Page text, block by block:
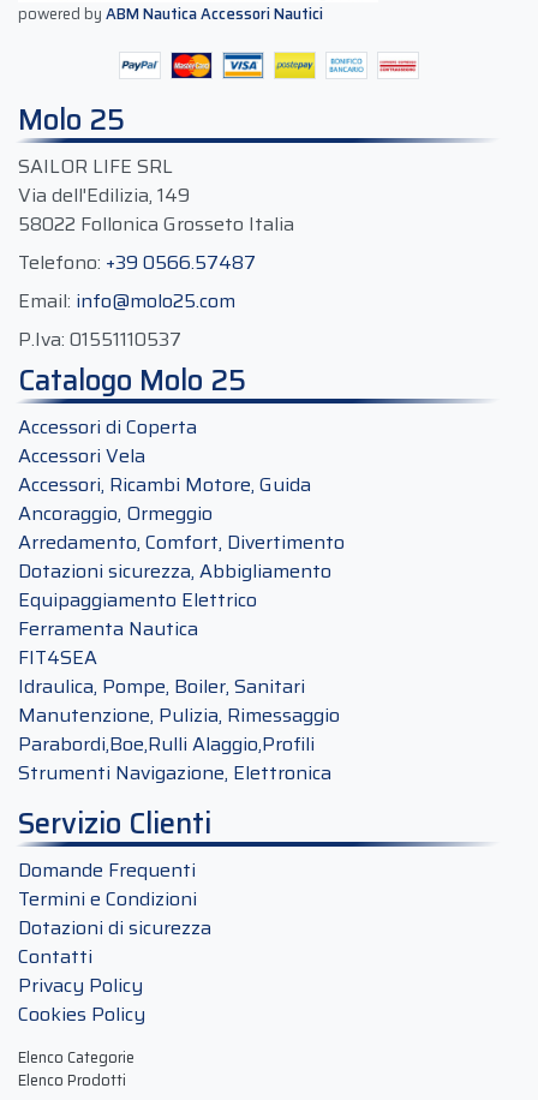
powered byABM Nautica Accessori Nautici
Molo 25
SAILOR LIFE SRL
Via dell'Edilizia, 149
58022 Follonica Grosseto Italia
Telefono: +39 0566.57487
Email: info@molo25.com
P.Iva: 01551110537
Catalogo Molo 25
Accessori di Coperta
Accessori Vela
Accessori, Ricambi Motore, Guida
Ancoraggio, Ormeggio
Arredamento, Comfort, Divertimento
Dotazioni sicurezza, Abbigliamento
Equipaggiamento Elettrico
Ferramenta Nautica
FIT4SEA
Idraulica, Pompe, Boiler, Sanitari
Manutenzione, Pulizia, Rimessaggio
Parabordi,Boe,Rulli Alaggio,Profili
Strumenti Navigazione, Elettronica
Servizio Clienti
Domande Frequenti
Termini e Condizioni
Dotazioni di sicurezza
Contatti
Privacy Policy
Cookies Policy
Elenco Categorie
Elenco Prodotti